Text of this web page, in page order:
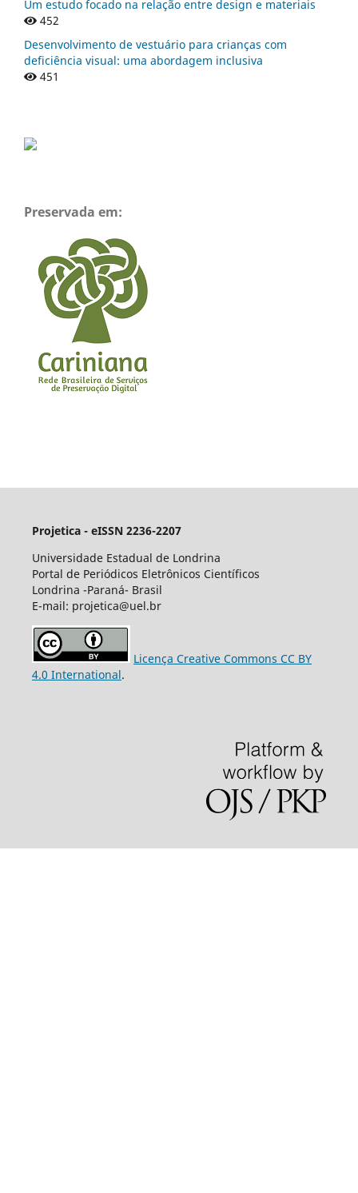
Um estudo focado na relação entre design e materiais
452
Desenvolvimento de vestuário para crianças com
deficiência visual: uma abordagem inclusiva
451
Preservada em:
Projetica - eISSN 2236-2207
Universidade Estadual de Londrina
Portal de Periódicos Eletrônicos Científicos
Londrina -Paraná- Brasil
E-mail: projetica@uel.br
Licença Creative Commons CC BY
4.0 International.